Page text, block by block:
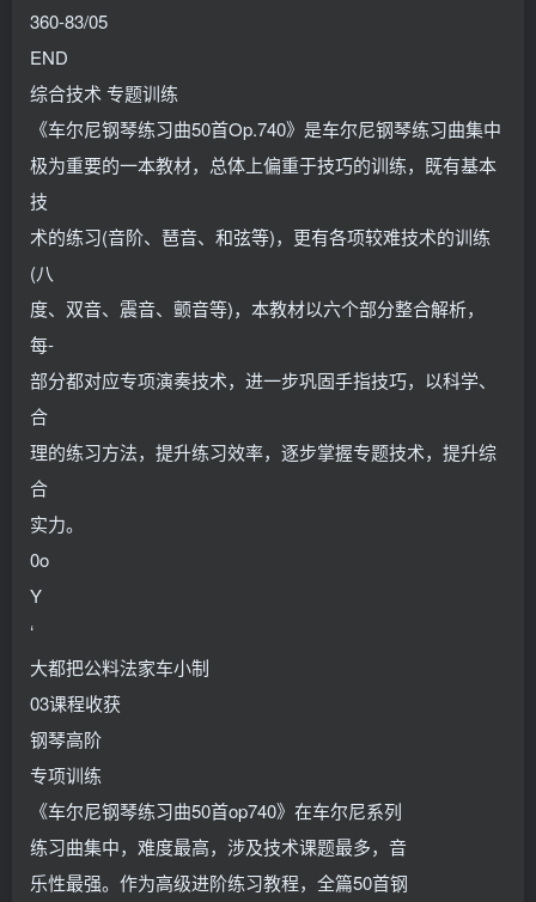
360-83/05
END
综合技术 专题训练
《车尔尼钢琴练习曲50首Op.740》是车尔尼钢琴练习曲集中
极为重要的一本教材，总体上偏重于技巧的训练，既有基本
技
术的练习(音阶、琶音、和弦等)，更有各项较难技术的训练
(八
度、双音、震音、颤音等)，本教材以六个部分整合解析，
每-
部分都对应专项演奏技术，进一步巩固手指技巧，以科学、
合
理的练习方法，提升练习效率，逐步掌握专题技术，提升综
合
实力。
0o
Y
‘
大都把公料法家车小制
03课程收获
钢琴高阶
专项训练
《车尔尼钢琴练习曲50首op740》在车尔尼系列
练习曲集中，难度最高，涉及技术课题最多，音
乐性最强。作为高级进阶练习教程，全篇50首钢